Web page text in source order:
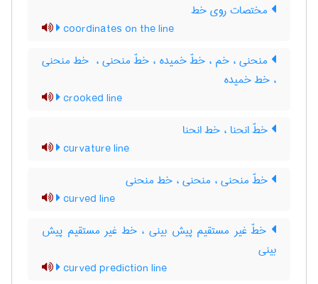
مختصات روی خط
coordinates on the line
منحنی ، خم ، خطّ خمیده ، خطّ منحنی ، ‌ خط منحنی
، خط خمیده
crooked line
خطّ انحنا ، خط انحنا
curvature line
خطّ منحنی ، منحنی ، خط منحنی
curved line
خطّ غیر مستقیم پیش بینی ، خط غیر مستقیم پیش
بینی
curved prediction line